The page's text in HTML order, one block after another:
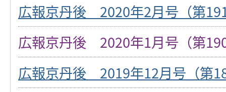
広報京丹後 2020年2月号（第
広報京丹後 2020年1月号（第
広報京丹後 2019年12月号（第